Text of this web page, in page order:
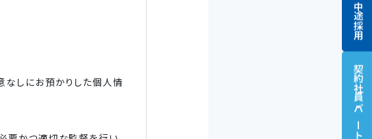
なしにお預かりした個人情
中途採用
契約社員・パート